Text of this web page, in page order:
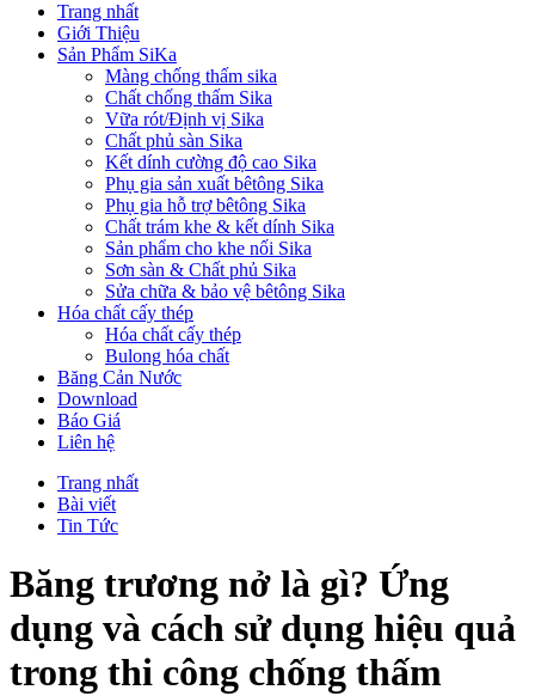
Trang nhất
Giới Thiệu
Sản Phẩm SiKa
Màng chống thấm sika
Chất chống thấm Sika
Vữa rót/Định vị Sika
Chất phủ sàn Sika
Kết dính cường độ cao Sika
Phụ gia sản xuất bêtông Sika
Phụ gia hỗ trợ bêtông Sika
Chất trám khe & kết dính Sika
Sản phẩm cho khe nối Sika
Sơn sàn & Chất phủ Sika
Sửa chữa & bảo vệ bêtông Sika
Hóa chất cấy thép
Hóa chất cấy thép
Bulong hóa chất
Băng Cản Nước
Download
Báo Giá
Liên hệ
Trang nhất
Bài viết
Tin Tức
Băng trương nở là gì? Ứng
dụng và cách sử dụng hiệu quả
trong thi công chống thấm